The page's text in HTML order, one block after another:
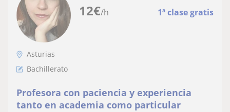
12€/h 1ª clase gratis
Asturias
Bachillerato
Profesora con paciencia y experiencia
tanto en academia como particular